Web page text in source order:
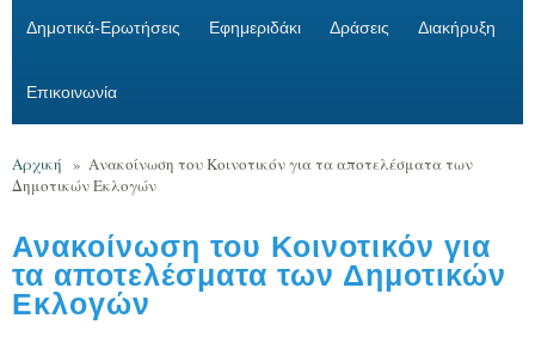
Δημοτικά-Ερωτήσεις Εφημεριδάκι Δράσεις Διακήρυξη
Επικοινωνία
Αρχική » Ανακοίνωση του Κοινοτικόν για τα αποτελέσματα των
Δημοτικών Εκλογών
Ανακοίνωση του Κοινοτικόν για
τα αποτελέσματα των Δημοτικών
Εκλογών